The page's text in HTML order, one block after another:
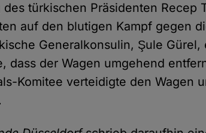
türkischen Präsidenten Recep
auf den blutigen Kampf gegen
Generalkonsulin, Şule Gürel,
dass der Wagen umgehend
Komitee verteidigte den Wagen